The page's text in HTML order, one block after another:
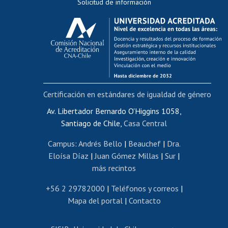
Evaluación docente
Calificación académica
Postulación al AUCAI
Funcionarias/os
Cursos internos de capacitación
Bienestar del personal
Portal de movilidad interna
Certificado de renta
Certificado de renta honorarios
Editar páginas blancas
Extranjeras/os
Revalidación y reconocimiento de títulos
Postulación al Programa de Movilidad Estudiantil
Solicitud de información
Av. Libertador Bernardo O'Higgins 1058,
Santiago de Chile, Casa Central
Campus: Andrés Bello | Beauchef| Dra.
Eloísa Díaz |Juan Gómez Millas | Sur |
más recintos
+56 2 29782000 | Teléfonos y correos |
Mapa del portal| Contacto
Certificación en estándares de igualdad de género